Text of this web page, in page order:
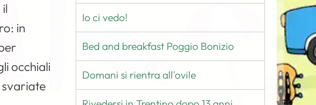
in
occhiali
svariate
Io ci vedo!
Bed and breakfast Poggio Bonizio
Domani si rientra all'ovile